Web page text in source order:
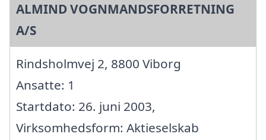
ALMIND VOGNMANDSFORRETNING
A/S
Rindsholmvej 2, 8800 Viborg
Ansatte: 1
Startdato: 26. juni 2003,
Virksomhedsform: Aktieselskab